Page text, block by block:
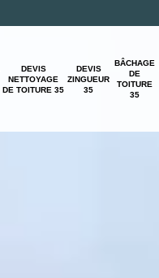
DEVIS
NETTOYAGE
DE TOITURE 35
DEVIS
ZINGUEUR
35
BÂCHAGE
DE
TOITURE
35